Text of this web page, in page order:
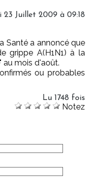
23 Juillet 2009 à 09:18
Santé a annoncé que
grippe A(H1N1) à la
" au mois d'août.
ou probables
Lu 1748 fois
Notez